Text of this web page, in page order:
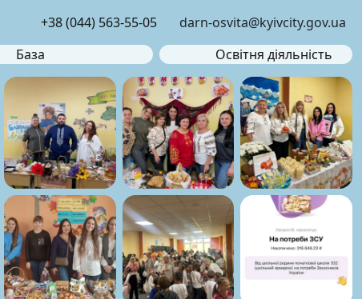
+38 (044) 563-55-05
darn-osvita@kyivcity.gov.ua
База Освітня діяльність